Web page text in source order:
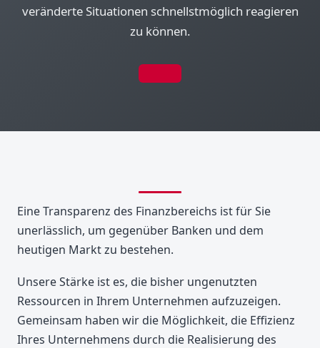
veränderte Situationen schnellstmöglich reagieren
zu können.
Eine Transparenz des Finanzbereichs ist für Sie
unerlässlich, um gegenüber Banken und dem
heutigen Markt zu bestehen.
Unsere Stärke ist es, die bisher ungenutzten
Ressourcen in Ihrem Unternehmen aufzuzeigen.
Gemeinsam haben wir die Möglichkeit, die Effizienz
Ihres Unternehmens durch die Realisierung des